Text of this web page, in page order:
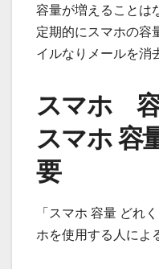
容量が増えることは
定期的にスマホの容
イルなりメールを消
スマホ 容
スマホ 容
要
「スマホ 容量 どれ
ホを使用する人によ